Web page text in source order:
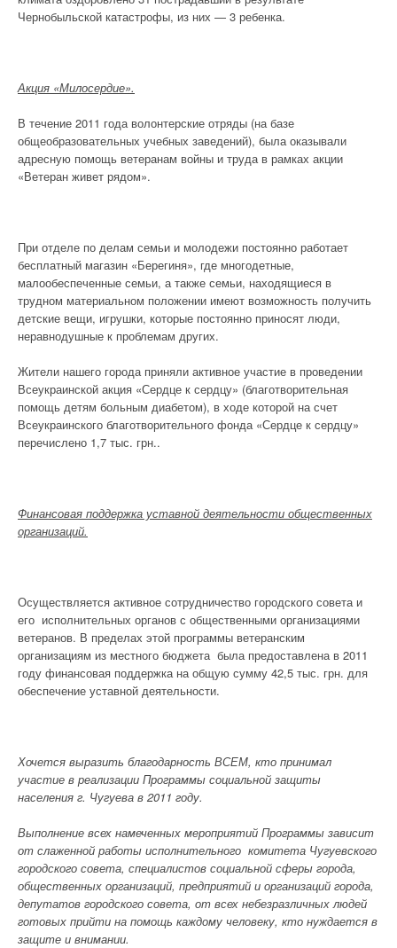
Чернобыльской катастрофы, из них — 3 ребенка.
Акция «Милосердие».
В течение 2011 года волонтерские отряды (на базе
общеобразовательных учебных заведений), была оказывали
адресную помощь ветеранам войны и труда в рамках акции
«Ветеран живет рядом».
При отделе по делам семьи и молодежи постоянно работает
бесплатный магазин «Берегиня», где многодетные,
малообеспеченные семьи, а также семьи, находящиеся в
трудном материальном положении имеют возможность получить
детские вещи, игрушки, которые постоянно приносят люди,
неравнодушные к проблемам других.
Жители нашего города приняли активное участие в проведении
Всеукраинской акция «Сердце к сердцу» (благотворительная
помощь детям больным диабетом), в ходе которой на счет
Всеукраинского благотворительного фонда «Сердце к сердцу»
перечислено 1,7 тыс. грн..
Финансовая поддержка уставной деятельности общественных
организаций.
Осуществляется активное сотрудничество городского совета и
его исполнительных органов с общественными организациями
ветеранов. В пределах этой программы ветеранским
организациям из местного бюджета была предоставлена в 2011
году финансовая поддержка на общую сумму 42,5 тыс. грн. для
обеспечение уставной деятельности.
Хочется выразить благодарность ВСЕМ, кто принимал
участие в реализации Программы социальной защиты
населения г. Чугуева в 2011 году.
Выполнение всех намеченных мероприятий Программы зависит
от слаженной работы исполнительного комитета Чугуевского
городского совета, специалистов социальной сферы города,
общественных организаций, предприятий и организаций города,
депутатов городского совета, от всех небезразличных людей
готовых прийти на помощь каждому человеку, кто нуждается в
защите и внимании.